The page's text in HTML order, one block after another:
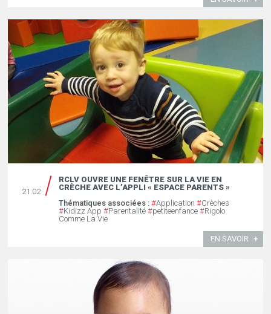
21.02
RCLV OUVRE UNE FENÊTRE SUR LA VIE EN
CRÈCHE AVEC L’APPLI « ESPACE PARENTS »
Thématiques associées : #Application #Crèches
#Kidizz App #Parentalité #petiteenfance #Rigolo
Comme La Vie
EN SAVOIR